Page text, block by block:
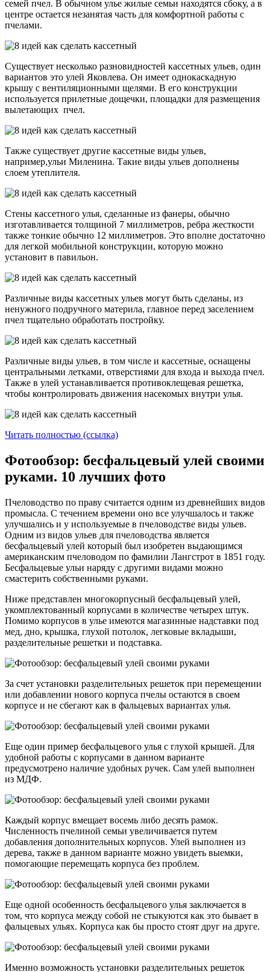
семей пчел. В обычном улье жилые семьи находятся сбоку, а в
центре остается незанятая часть для комфортной работы с
пчелами.
Существует несколько разновидностей кассетных ульев, один
вариантов это улей Яковлева. Он имеет однокаскадную
крышу с вентиляционными щелями. В его конструкции
используется прилетные дощечки, площадки для размещения
вылетающих пчел.
Также существует другие кассетные виды ульев,
например,ульи Миленина. Такие виды ульев дополнены
слоем утеплителя.
Стены кассетного улья, сделанные из фанеры, обычно
изготавливается толщиной 7 миллиметров, ребра жесткости
также тонкие обычно 12 миллиметров. Это вполне достаточно
для легкой мобильной конструкции, которую можно
установит в павильон.
Различные виды кассетных ульев могут быть сделаны, из
ненужного подручного материла, главное перед заселением
пчел тщательно обработать постройку.
Различные виды ульев, в том числе и кассетные, оснащены
центральными летками, отверстиями для входа и выхода пчел.
Также в улей устанавливается противоклещевая решетка,
чтобы контролировать движения насекомых внутри улья.
Читать полностью (ссылка)
Фотообзор: бесфальцевый улей своими
руками. 10 лучших фото
Пчеловодство по праву считается одним из древнейших видов
промысла. С течением времени оно все улучшалось и также
улучшались и у используемые в пчеловодстве виды ульев.
Одним из видов ульев для пчеловодства является
бесфальцевый улей который был изобретен выдающимся
американским пчеловодом по фамилии Лангстрот в 1851 году.
Бесфальцевые ульи наряду с другими видами можно
смастерить собственными руками.
Ниже представлен многокорпусный бесфальцевый улей,
укомплектованный корпусами в количестве четырех штук.
Помимо корпусов в улье имеются магазинные надставки под
мед, дно, крышка, глухой потолок, легковые вкладыши,
разделительные решетки и подставка.
За счет установки разделительных решеток при перемещении
или добавлении нового корпуса пчелы остаются в своем
корпусе и не сбегают как в фальцевых вариантах улья.
Еще один пример бесфальцевого улья с глухой крышей. Для
удобной работы с корпусами в данном варианте
предусмотрено наличие удобных ручек. Сам улей выполнен
из МДФ.
Каждый корпус вмещает восемь либо десять рамок.
Численность пчелиной семьи увеличивается путем
добавления дополнительных корпусов. Улей выполнен из
дерева, также в данном варианте можно увидеть выемки,
помогающие перемещать корпуса без проблем.
Еще одной особенность бесфальцевого улья заключается в
том, что корпуса между собой не стыкуются как это бывает в
фальцевых ульях. Корпуса как бы просто стоят друг на друге.
Именно возможность установки разделительных решеток